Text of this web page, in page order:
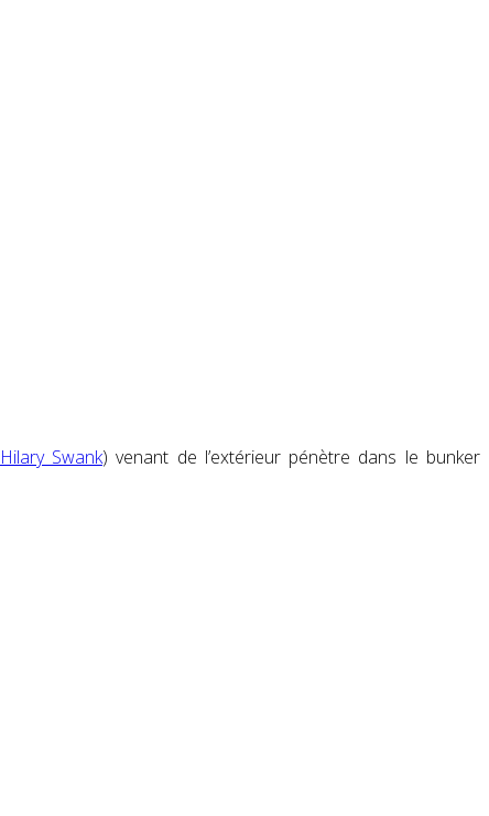
Hilary Swank) venant de l’extérieur pénètre dans le bunker